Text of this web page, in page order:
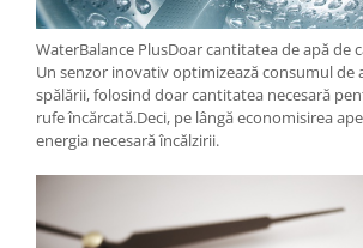
WaterBalance PlusDoar cantitatea de apă de
Un senzor inovativ optimizează consumul de
spălării, folosind doar cantitatea necesară
rufe încărcată.Deci, pe lângă economisirea
energia necesară încălzirii.